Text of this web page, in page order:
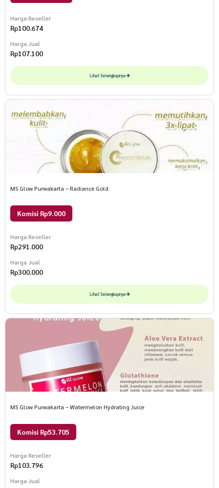
Harga Reseller
Rp100.674
Harga Jual
Rp107.100
Lihat Selengkapnya
MS Glow Purwakarta – Radiance Gold
Komisi Rp9.000
Harga Reseller
Rp291.000
Harga Jual
Rp300.000
Lihat Selengkapnya
MS Glow Purwakarta – Watermelon Hydrating Juice
Komisi Rp53.705
Harga Reseller
Rp103.796
Harga Jual